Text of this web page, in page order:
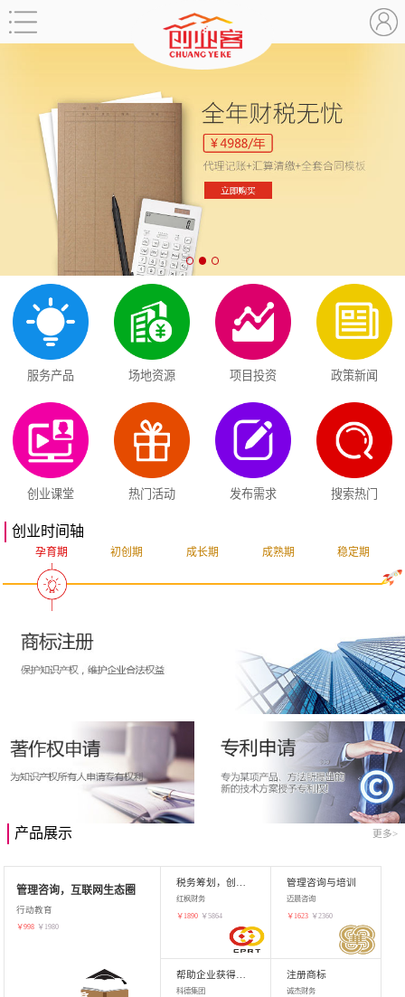
服务产品 场地资源 项目投资 政策新闻
创业课堂 热门活动 发布需求 搜索热门
创业时间轴
孕育期 初创期 成长期 成熟期 稳定期
产品展示 更多>
管理咨询，互联网生态圈
行动教育
￥998 ￥ 1980
红枫财务
￥ 1890 ￥5864
管理咨询与培训
迈晨咨询
￥ 1623 ￥2360
科德集团
注册商标
诚杰财务